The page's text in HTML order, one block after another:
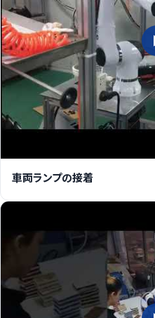
車両ランプの接着